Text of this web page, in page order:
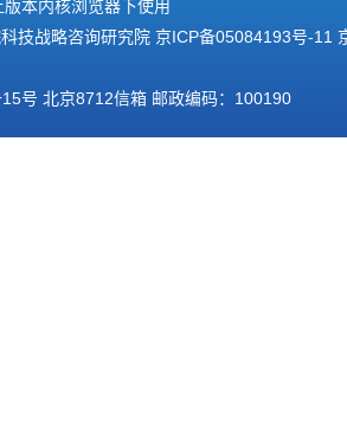
本内核浏览器下使用
技战略咨询研究院 京ICP备05084193号-11
号 北京8712信箱 邮政编码：100190